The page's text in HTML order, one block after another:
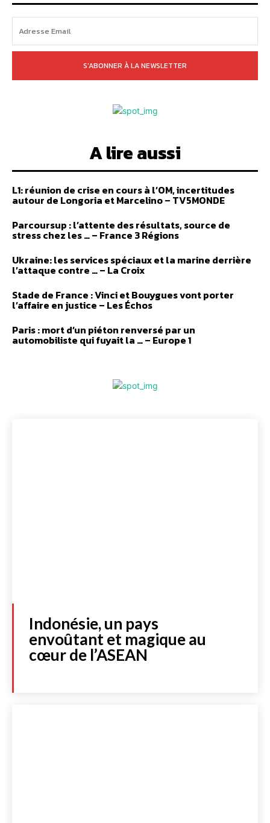
S'ABONNER À LA NEWSLETTER
A lire aussi
L1: réunion de crise en cours à l’OM, incertitudes
autour de Longoria et Marcelino – TV5MONDE
Parcoursup : l’attente des résultats, source de
stress chez les … – France 3 Régions
Ukraine: les services spéciaux et la marine derrière
l’attaque contre … – La Croix
Stade de France : Vinci et Bouygues vont porter
l’affaire en justice – Les Échos
Paris : mort d’un piéton renversé par un
automobiliste qui fuyait la … – Europe 1
Indonésie, un pays
envoûtant et magique au
cœur de l’ASEAN